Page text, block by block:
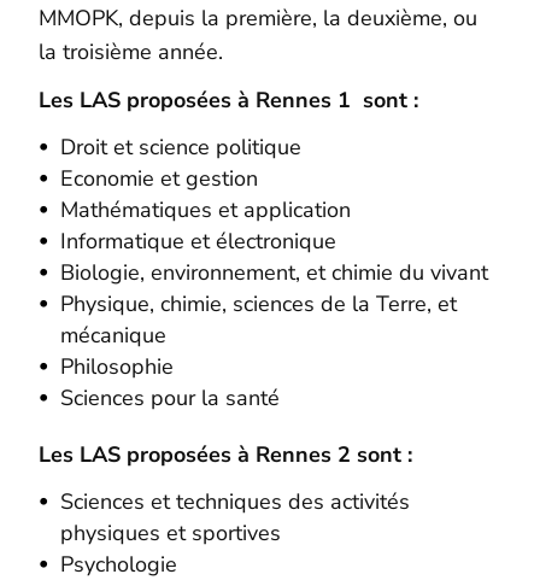
MMOPK, depuis la première, la deuxième, ou
la troisième année.
Les LAS proposées à Rennes 1 sont :
Droit et science politique
Economie et gestion
Mathématiques et application
Informatique et électronique
Biologie, environnement, et chimie du vivant
Physique, chimie, sciences de la Terre, et
mécanique
Philosophie
Sciences pour la santé
Les LAS proposées à Rennes 2 sont :
Sciences et techniques des activités
physiques et sportives
Psychologie